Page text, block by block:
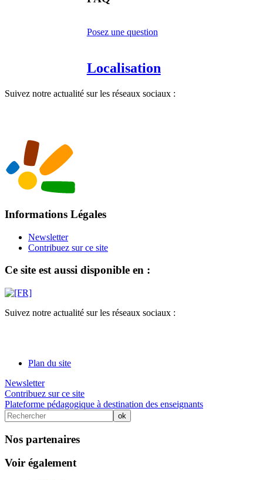
Posez une question
Localisation
Suivez notre actualité sur les réseaux sociaux :
Informations Légales
Newsletter
Contribuez sur ce site
Ce site est aussi disponible en :
Suivez notre actualité sur les réseaux sociaux :
Plan du site
Newsletter
Contribuez sur ce site
Plateforme pédagogique à destination des enseignants
Nos partenaires
Voir également